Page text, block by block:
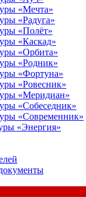
«Мечта»
«Радуга»
«Полёт»
«Каскад»
«Орбита»
«Родник»
«Фортуна»
«Ровесник»
«Меридиан»
«Собеседник»
«Современник»
«Энергия»